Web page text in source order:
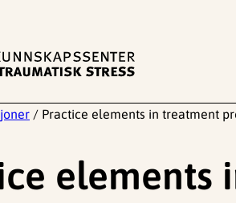
/ Practice elements in treatment
elements